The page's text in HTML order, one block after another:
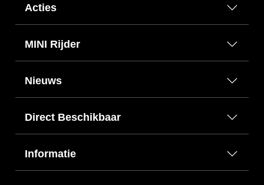
Acties
MINI Rijder
Nieuws
Direct Beschikbaar
Informatie